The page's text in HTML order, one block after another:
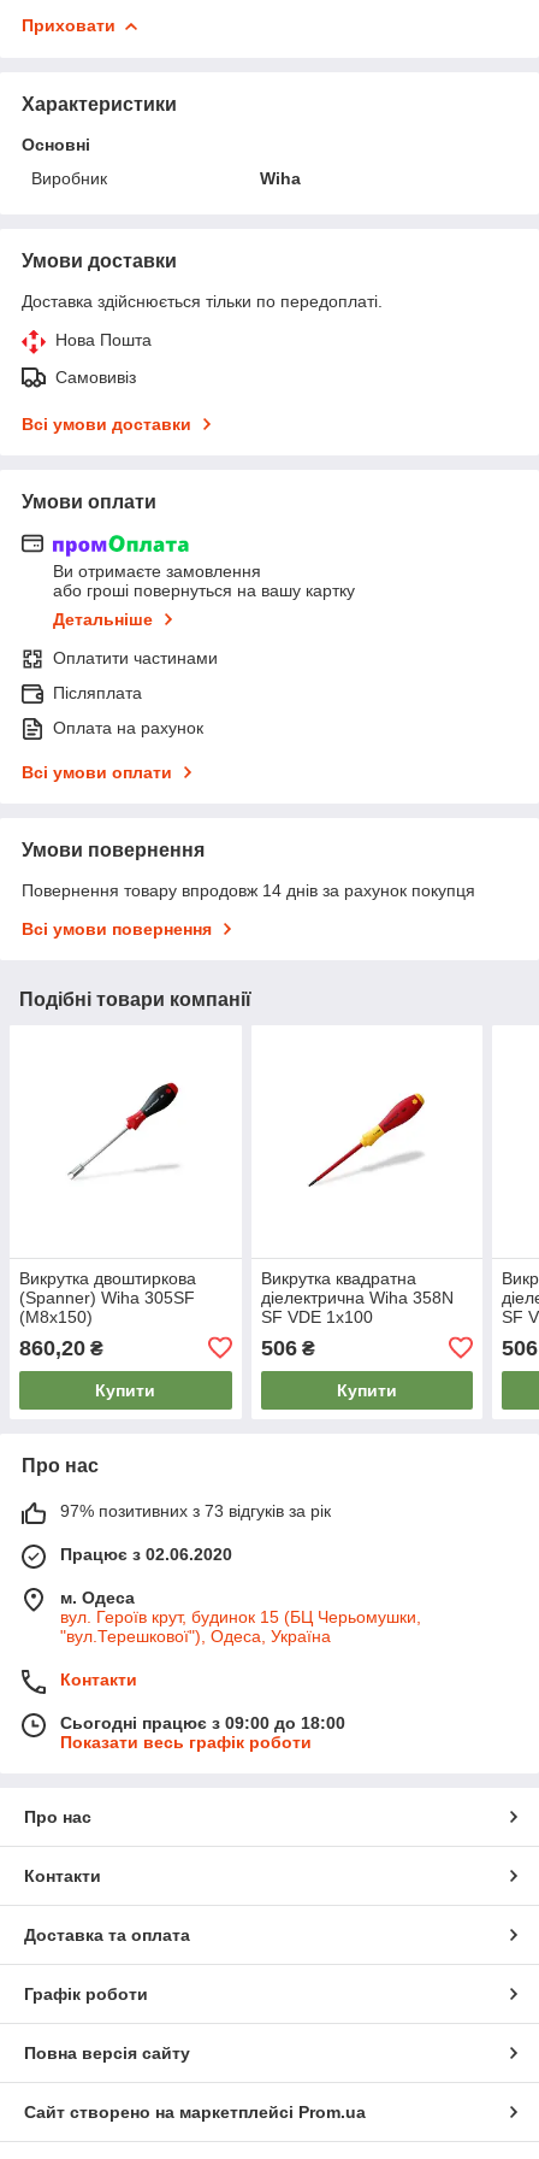
Приховати
Характеристики
Основні
Виробник
Wiha
Умови доставки
Доставка здійснюється тільки по передоплаті.
Нова Пошта
Самовивіз
Всі умови доставки
Умови оплати
Ви отримаєте замовлення
або гроші повернуться на вашу картку
Детальніше
Оплатити частинами
Післяплата
Оплата на рахунок
Всі умови оплати
Умови повернення
Повернення товару впродовж 14 днів за рахунок покупця
Всі умови повернення
Подібні товари компанії
Викрутка двоштиркова
(Spanner) Wiha 305SF
(M8x150)
860,20 ₴
Купити
Викрутка квадратна
діелектрична Wiha 358N
SF VDE 1x100
506₴
Купити
SF
506
Про нас
97% позитивних з 73 відгуків за рік
Працює з 02.06.2020
м. Одеса
вул. Героїв крут, будинок 15 (БЦ Черьомушки,
"вул.Терешкової"), Одеса, Україна
Контакти
Сьогодні працює з 09:00 до 18:00
Показати весь графік роботи
Про нас
Контакти
Доставка та оплата
Графік роботи
Повна версія сайту
Сайт створено на маркетплейсі Prom.ua